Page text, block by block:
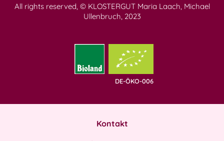
All rights reserved, © KLOSTERGUT Maria Laach, Michael
Ullenbruch, 2023
DE-ÖKO-006
Kontakt